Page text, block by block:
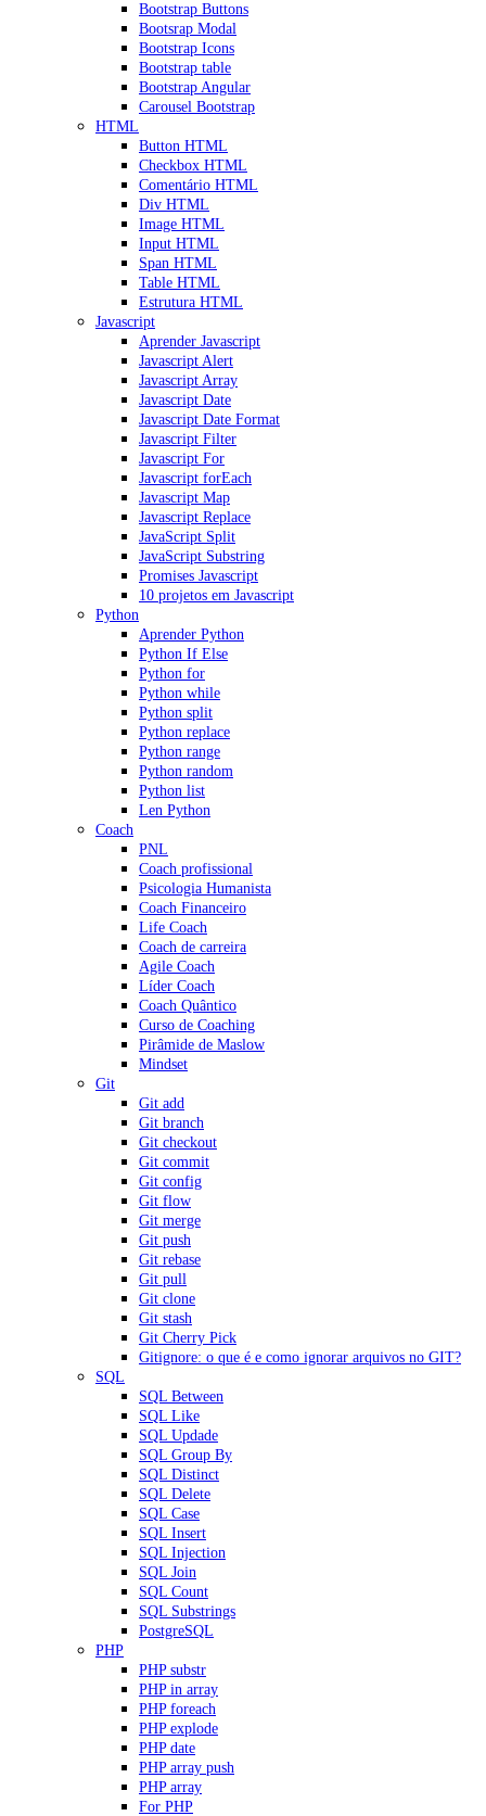
Bootstrap Buttons
Bootsrap Modal
Bootstrap Icons
Bootstrap table
Bootstrap Angular
Carousel Bootstrap
HTML
Button HTML
Checkbox HTML
Comentário HTML
Div HTML
Image HTML
Input HTML
Span HTML
Table HTML
Estrutura HTML
Javascript
Aprender Javascript
Javascript Alert
Javascript Array
Javascript Date
Javascript Date Format
Javascript Filter
Javascript For
Javascript forEach
Javascript Map
Javascript Replace
JavaScript Split
JavaScript Substring
Promises Javascript
10 projetos em Javascript
Python
Aprender Python
Python If Else
Python for
Python while
Python split
Python replace
Python range
Python random
Python list
Len Python
Coach
PNL
Coach profissional
Psicologia Humanista
Coach Financeiro
Life Coach
Coach de carreira
Agile Coach
Líder Coach
Coach Quântico
Curso de Coaching
Pirâmide de Maslow
Mindset
Git
Git add
Git branch
Git checkout
Git commit
Git config
Git flow
Git merge
Git push
Git rebase
Git pull
Git clone
Git stash
Git Cherry Pick
Gitignore: o que é e como ignorar arquivos no GIT?
SQL
SQL Between
SQL Like
SQL Updade
SQL Group By
SQL Distinct
SQL Delete
SQL Case
SQL Insert
SQL Injection
SQL Join
SQL Count
SQL Substrings
PostgreSQL
PHP
PHP substr
PHP in array
PHP foreach
PHP explode
PHP date
PHP array push
PHP array
For PHP